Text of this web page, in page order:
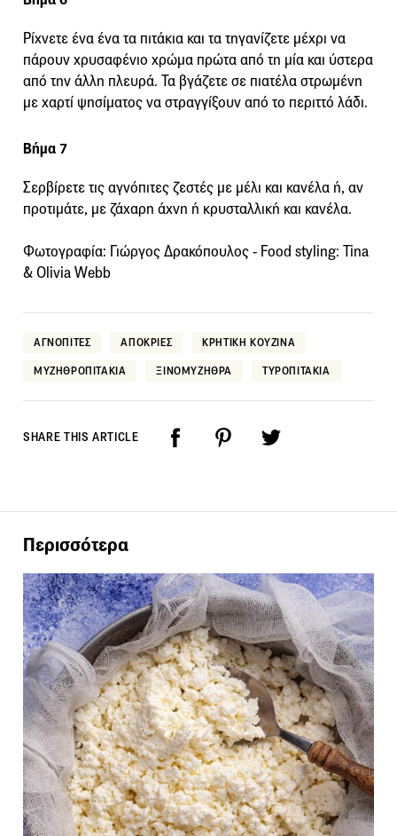
Ρίχνετε ένα ένα τα πιτάκια και τα τηγανίζετε μέχρι να
πάρουν χρυσαφένιο χρώμα πρώτα από τη μία και ύστερα
από την άλλη πλευρά. Τα βγάζετε σε πιατέλα στρωμένη
με χαρτί ψησίματος να στραγγίξουν από το περιττό λάδι.
Βήμα 7
Σερβίρετε τις αγνόπιτες ζεστές με μέλι και κανέλα ή, αν
προτιμάτε, με ζάχαρη άχνη ή κρυσταλλική και κανέλα.
Φωτογραφία: Γιώργος Δρακόπουλος - Food styling: Tina
& Olivia Webb
ΑΓΝΟΠΙΤΕΣ ΑΠΟΚΡΙΕΣ ΚΡΗΤΙΚΗ ΚΟΥΖΙΝΑ
ΜΥΖΗΘΡΟΠΙΤΑΚΙΑ ΞΙΝΟΜΥΖΗΘΡΑ ΤΥΡΟΠΙΤΑΚΙΑ
SHARE THIS ARTICLE
Περισσότερα